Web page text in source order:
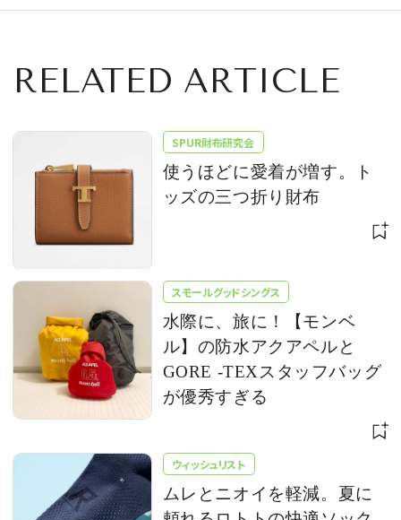
RELATED ARTICLE
SPUR財布研究会
使うほどに愛着が増す。ト
ッズの三つ折り財布
スモールグッドシングス
水際に、旅に！【モンベ
ル】の防水アクアペルと
GORE -TEXスタッフバッグ
が優秀すぎる
ウィッシュリスト
ムレとニオイを軽減。夏に